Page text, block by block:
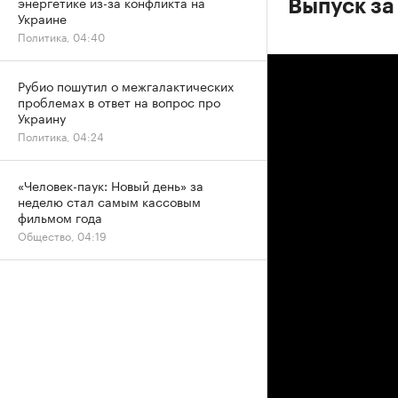
Выпуск
Украине
Политика, 04:40
Рубио пошутил о межгалактических
проблемах в ответ на вопрос про
Украину
Политика, 04:24
«Человек-паук: Новый день» за
неделю стал самым кассовым
фильмом года
Общество, 04:19